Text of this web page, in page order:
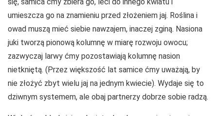
się, samica ćmy zbiera go, leci do innego kwiatu i
umieszcza go na znamieniu przed złożeniem jaj. Roślina i
owad muszą mieć siebie nawzajem, inaczej zginą. Nasiona
juki tworzą pionową kolumnę w miarę rozwoju owocu;
zazwyczaj larwy ćmy pozostawiają kolumnę nasion
nietkniętą. (Przez większość lat samice ćmy uważają, by
nie złożyć zbyt wielu jaj na jednym kwiecie). Wydaje się to
dziwnym systemem, ale obaj partnerzy dobrze sobie radzą.